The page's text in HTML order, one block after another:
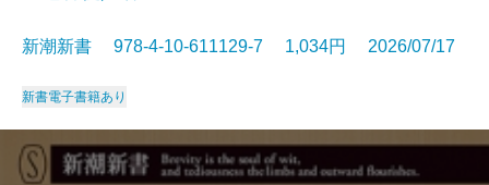
新潮新書 978-4-10-611129-7 1,034円 2026/07/17
新書電子書籍あり